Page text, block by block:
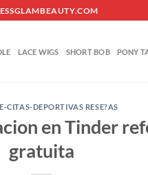
LACE WIGS SHORT BOB PONY
CITAS-DEPORTIVAS RESE?AS
en Tinder
gratuita